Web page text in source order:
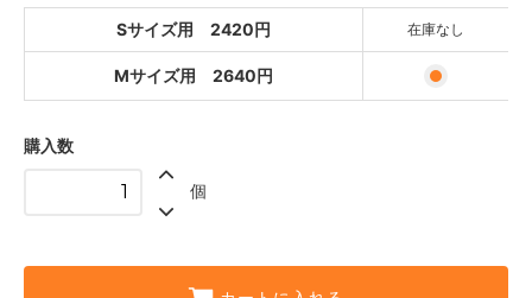
Sサイズ用 2420円
在庫なし
Mサイズ用 2640円
購入数
個